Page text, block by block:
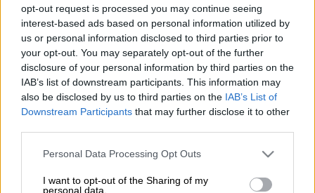
opt-out request is processed you may continue seeing
interest-based ads based on personal information utilized by
us or personal information disclosed to third parties prior to
your opt-out. You may separately opt-out of the further
disclosure of your personal information by third parties on the
IAB’s list of downstream participants. This information may
also be disclosed by us to third parties on the IAB’s List of
Downstream Participants that may further disclose it to other
Please note that this website/app uses one or more Google
not limited to your visit or usage behaviour. You may click to
Personal Data Processing Opt Outs
I want to opt-out of the Sharing of my
personal data.
Πέθανε σε ηλικία 82 ετών ο πρώην
γερουσιαστής των ΗΠΑΤζο Λίμπερμαν,
ανακοίνωσε η οικογένειά του. Ο θάνατός του
οφείλεται σε επιπλοκές έπειτα από ατύχημα
(πτώση), σύμφωνα με την ίδια πηγή.
ΔΙΑΒΑΣΤΕ ΕΠΙΣΗΣ
Κολωτούμπα Νετανιάχου; Θέλει